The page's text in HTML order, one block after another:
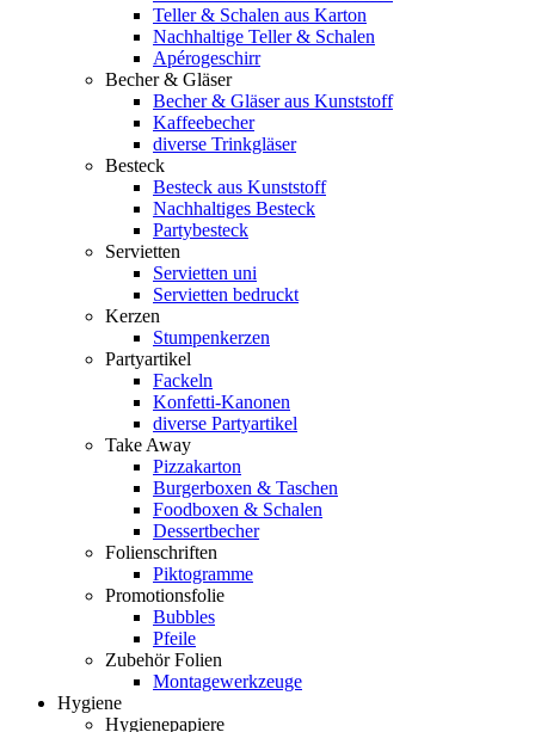
Teller & Schalen aus Karton
Nachhaltige Teller & Schalen
Apérogeschirr
Becher & Gläser
Becher & Gläser aus Kunststoff
Kaffeebecher
diverse Trinkgläser
Besteck
Besteck aus Kunststoff
Nachhaltiges Besteck
Partybesteck
Servietten
Servietten uni
Servietten bedruckt
Kerzen
Stumpenkerzen
Partyartikel
Fackeln
Konfetti-Kanonen
diverse Partyartikel
Take Away
Pizzakarton
Burgerboxen & Taschen
Foodboxen & Schalen
Dessertbecher
Folienschriften
Piktogramme
Promotionsfolie
Bubbles
Pfeile
Zubehör Folien
Montagewerkzeuge
Hygiene
Hygienepapiere